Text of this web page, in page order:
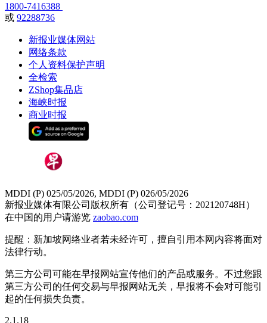
1800-7416388
或 92288736
新报业媒体网站
网络条款
个人资料保护声明
全检索
ZShop集品店
海峡时报
商业时报
MDDI (P) 025/05/2026, MDDI (P) 026/05/2026
新报业媒体有限公司版权所有（公司登记号：202120748H）
在中国的用户请游览 zaobao.com
提醒：新加坡网络业者若未经许可，擅自引用本网内容将面对
法律行动。
第三方公司可能在早报网站宣传他们的产品或服务。不过您跟
第三方公司的任何交易与早报网站无关，早报将不会对可能引
起的任何损失负责。
2.1.18